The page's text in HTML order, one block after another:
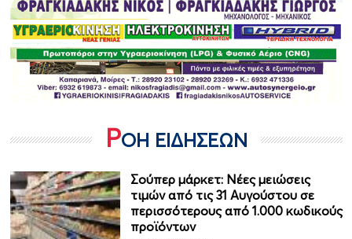
ΡΟΗ ΕΙΔΗΣΕΩΝ
Σούπερ μάρκετ: Νέες μειώσεις
τιμών από τις 31 Αυγούστου σε
περισσότερους από 1.000 κωδικούς
προϊόντων